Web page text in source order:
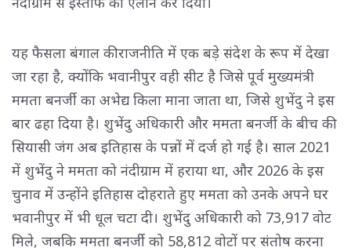
यह फैसला बंगाल की राजनीति में एक बड़े संदेश के रूप में देखा
जा रहा है, क्योंकि भवानीपुर वही सीट है जिसे पूर्व मुख्यमंत्री
ममता बनर्जी का अभेद्य किला माना जाता था, जिसे शुभेंदु ने इस
बार ढहा दिया है। शुभेंदु अधिकारी और ममता बनर्जी के बीच की
सियासी जंग अब इतिहास के पन्नों में दर्ज हो गई है। साल 2021
में शुभेंदु ने ममता को नंदीग्राम में हराया था, और 2026 के इस
चुनाव में उन्होंने इतिहास दोहराते हुए ममता को उनके अपने घर
भवानीपुर में भी धूल चटा दी। शुभेंदु अधिकारी को 73,917 वोट
मिले, जबकि ममता बनर्जी को 58,812 वोटों पर संतोष करना